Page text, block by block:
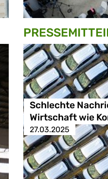
Schlechte
Wirtschaft wie
27.03.2025